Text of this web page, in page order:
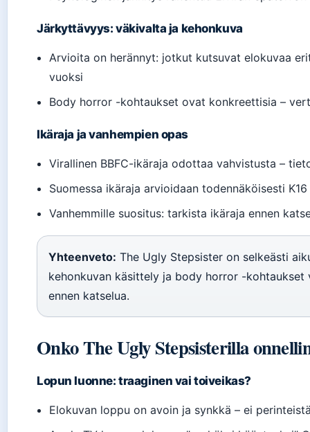
Järkyttävyys: väkivalta ja kehonkuva
Arvioita on herännyt: jotkut kutsuvat elokuvaa
vuoksi
Body horror -kohtaukset ovat konkreettisia –
Ikäraja ja vanhempien opas
Virallinen BBFC-ikäraja odottaa vahvistusta –
Suomessa ikäraja arvioidaan todennäköisesti
Vanhemmille suositus: tarkista ikäraja ennen
Yhteenveto: The Ugly Stepsister on selkeästi
kehonkuvan käsittely ja body horror -
ennen katselua.
Onko The Ugly Stepsisterilla
Lopun luonne: traaginen vai toiveikas?
Elokuvan loppu on avoin ja synkkä – ei